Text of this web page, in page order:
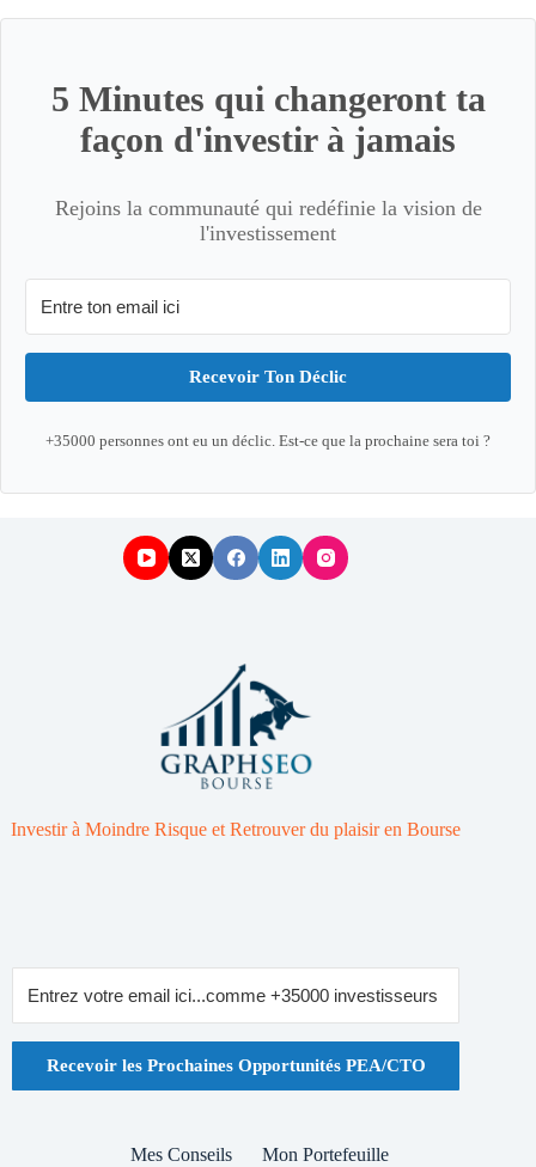
5 Minutes qui changeront ta
façon d'investir à jamais
Rejoins la communauté qui redéfinie la vision de
l'investissement
Recevoir Ton Déclic
+35000 personnes ont eu un déclic. Est-ce que la prochaine sera toi ?
Investir à Moindre Risque et Retrouver du plaisir en Bourse
Recevoir les Prochaines Opportunités PEA/CTO
Mes Conseils
Mon Portefeuille